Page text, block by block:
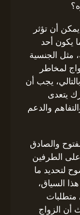
يمكن أن تؤثر
يكون أحد
مثل الجنسية
لمخاطر
يجب أن
يتعدى
والدعم
والصادق
على الطرفين
لتحديد ما
السياق،
متطلبات
أن الزواج